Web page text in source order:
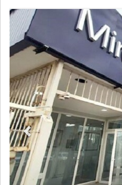
Previous